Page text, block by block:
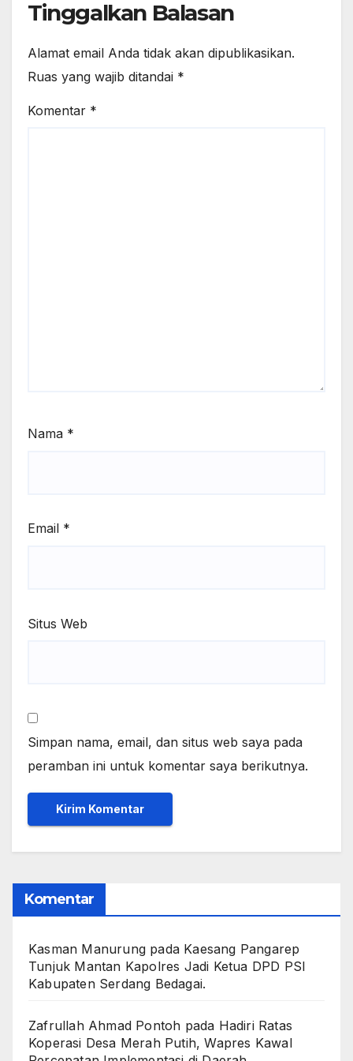
Tinggalkan Balasan
Alamat email Anda tidak akan dipublikasikan.
Ruas yang wajib ditandai *
Komentar *
Nama *
Email *
Situs Web
Simpan nama, email, dan situs web saya pada
peramban ini untuk komentar saya berikutnya.
Komentar
Kasman Manurung pada Kaesang Pangarep
Tunjuk Mantan Kapolres Jadi Ketua DPD PSI
Kabupaten Serdang Bedagai. ‎ ‎
Zafrullah Ahmad Pontoh pada Hadiri Ratas
Koperasi Desa Merah Putih, Wapres Kawal